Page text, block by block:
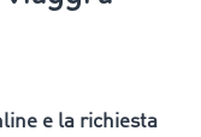
e la richiesta